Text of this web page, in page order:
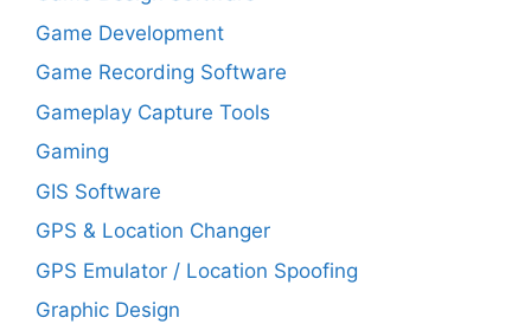
Game Development
Game Recording Software
Gameplay Capture Tools
Gaming
GIS Software
GPS & Location Changer
GPS Emulator / Location Spoofing
Graphic Design